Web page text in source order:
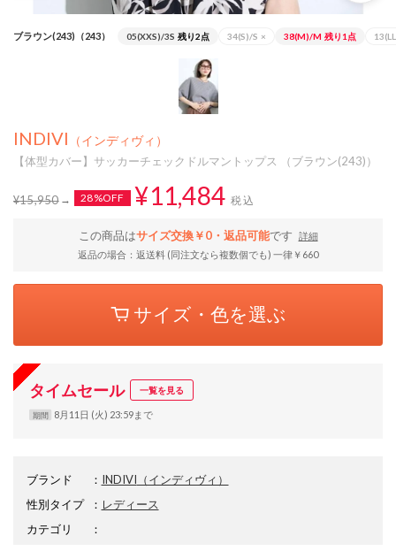
ブラウン(243)（243） 05(XXS)/3S 残り2点 34(S)/S × 38(M)/M 残り1点
INDIVI （インディヴィ）
【体型カバー】サッカーチェックドルマントップス （ブラウン(243)）
¥15,950 28%OFF ¥11,484 税込
この商品はサイズ交換￥0・返品可能です
詳細
返品の場合：返送料 (同注文なら複数個でも) 一律￥660
サイズ・色を選ぶ
タイムセール 一覧を見る
期間 8月11日 (火) 23:59まで
ブランド ： INDIVI （インディヴィ）
性別タイプ
： レディース
カテゴリ
：